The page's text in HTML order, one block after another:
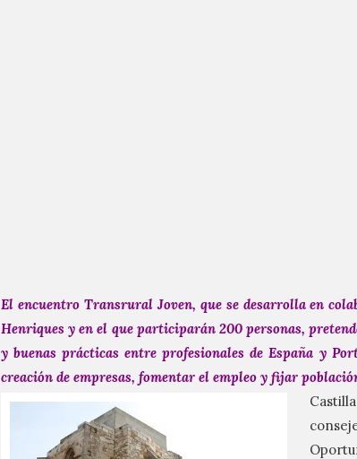
El encuentro Transrural Joven, que se desarrolla en
Henriques y en el que participarán 200 personas,
y buenas prácticas entre profesionales de España y
creación de empresas, fomentar el empleo y fijar
Castilla